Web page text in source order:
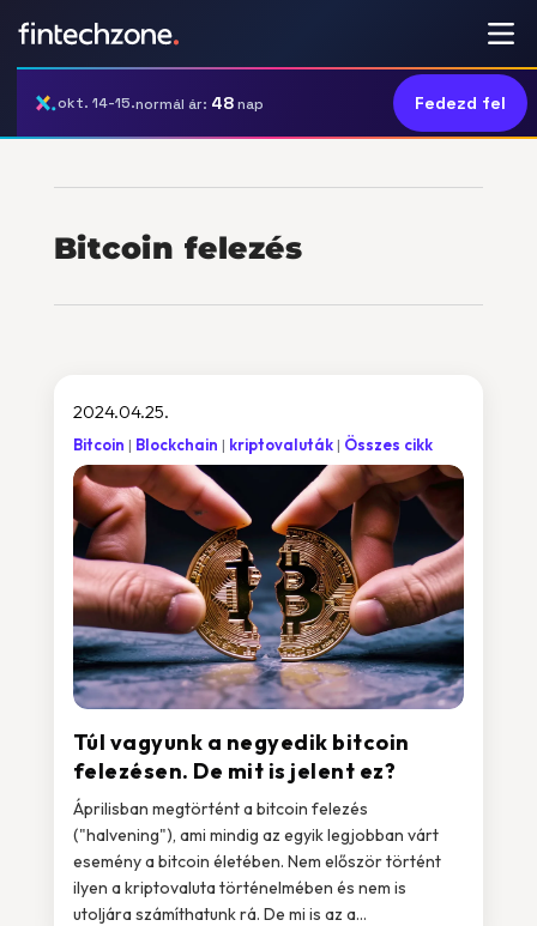
okt. 14-15.normál ár: 48nap Fedezd fel
Bitcoin felezés
Túl vagyunk a negyedik bitcoin
felezésen. De mit is jelent ez?
2024.04.25.
Bitcoin Blockchain kriptovaluták Összes cikk
Áprilisban megtörtént a bitcoin felezés
("halvening"), ami mindig az egyik legjobban várt
esemény a bitcoin életében. Nem először történt
ilyen a kriptovaluta történelmében és nem is
utoljára számíthatunk rá. De mi is az a...